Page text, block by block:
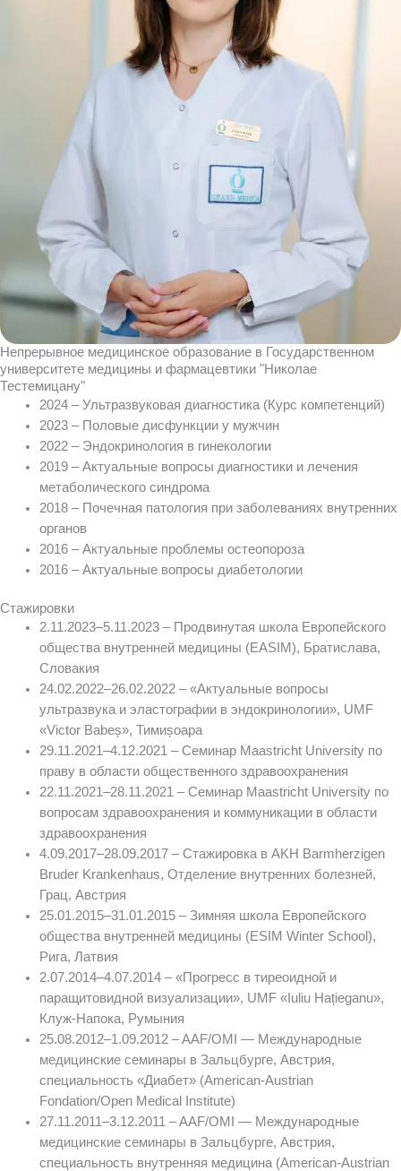
Непрерывное медицинское образование в Государственном
университете медицины и фармацевтики "Николае
Тестемицану"
2024 – Ультразвуковая диагностика (Курс компетенций)
2023 – Половые дисфункции у мужчин
2022 – Эндокринология в гинекологии
2019 – Актуальные вопросы диагностики и лечения
метаболического синдрома
2018 – Почечная патология при заболеваниях внутренних
органов
2016 – Актуальные проблемы остеопороза
2016 – Актуальные вопросы диабетологии
Стажировки
2.11.2023–5.11.2023 – Продвинутая школа Европейского
общества внутренней медицины (EASIM), Братислава,
Словакия
24.02.2022–26.02.2022 – «Актуальные вопросы
ультразвука и эластографии в эндокринологии», UMF
«Victor Babeș», Тимиșоара
29.11.2021–4.12.2021 – Семинар Maastricht University по
праву в области общественного здравоохранения
22.11.2021–28.11.2021 – Семинар Maastricht University по
вопросам здравоохранения и коммуникации в области
здравоохранения
4.09.2017–28.09.2017 – Стажировка в AKH Barmherzigen
Bruder Krankenhaus, Отделение внутренних болезней,
Грац, Австрия
25.01.2015–31.01.2015 – Зимняя школа Европейского
общества внутренней медицины (ESIM Winter School),
Рига, Латвия
2.07.2014–4.07.2014 – «Прогресс в тиреоидной и
паращитовидной визуализации», UMF «Iuliu Hațieganu»,
Клуж-Напока, Румыния
25.08.2012–1.09.2012 – AAF/OMI — Международные
медицинские семинары в Зальцбурге, Австрия,
специальность «Диабет» (American-Austrian
Fondation/Open Medical Institute)
27.11.2011–3.12.2011 – AAF/OMI — Международные
медицинские семинары в Зальцбурге, Австрия,
специальность внутренняя медицина (American-Austrian